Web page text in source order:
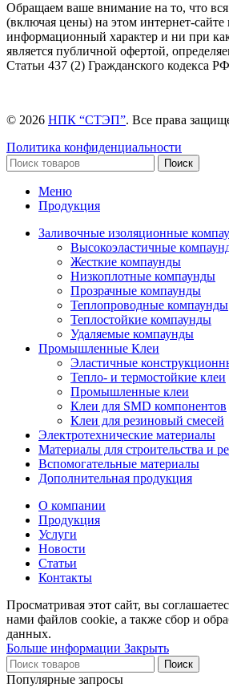
Обращаем ваше внимание на то, что
(включая цены) на этом интернет-
информационный характер и ни при
является публичной офертой,
Статьи 437 (2) Гражданского кодекса
© 2026 НПК “СТЭП”. Все права
Политика конфиденциальности
Поиск
Меню
Продукция
Заливочные изоляционные
Высокоэластичные
Жесткие компаунды
Низкоплотные компаунды
Прозрачные компаунды
Теплопроводные компаунды
Теплостойкие компаунды
Удаляемые компаунды
Промышленные Клеи
Эластичные
Тепло- и термостойкие клеи
Промышленные клеи
Клеи для SMD компонентов
Клеи для резиновый смесей
Электротехнические материалы
Материалы для строительства и
Вспомогательные материалы
Дополнительная продукция
О компании
Продукция
Услуги
Новости
Статьи
Контакты
Просматривая этот сайт, вы
нами файлов cookie, а также сбор и
данных.
Больше информации Закрыть
Поиск
Популярные запросы